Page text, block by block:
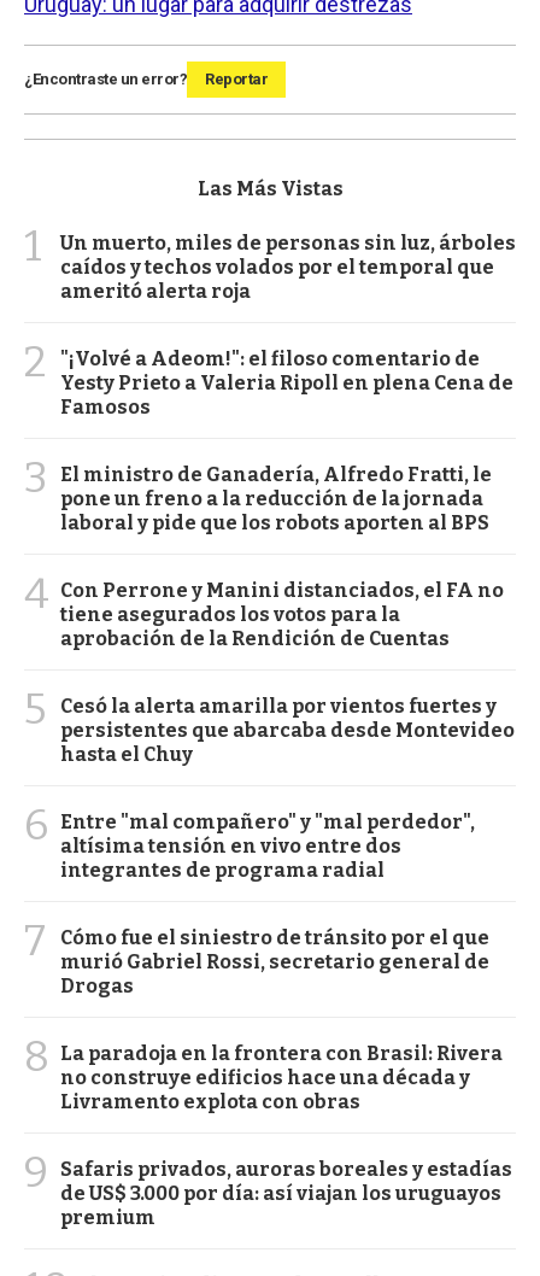
¿Encontraste un error? Reportar
Las Más Vistas
1
Un muerto, miles de personas sin luz, árboles
caídos y techos volados por el temporal que
ameritó alerta roja
2
"¡Volvé a Adeom!": el filoso comentario de
Yesty Prieto a Valeria Ripoll en plena Cena de
Famosos
3
El ministro de Ganadería, Alfredo Fratti, le
pone un freno a la reducción de la jornada
laboral y pide que los robots aporten al BPS
4 Con Perrone y Manini distanciados, el FA no
tiene asegurados los votos para la
aprobación de la Rendición de Cuentas
5
Cesó la alerta amarilla por vientos fuertes y
persistentes que abarcaba desde Montevideo
hasta el Chuy
6
Entre "mal compañero" y "mal perdedor",
altísima tensión en vivo entre dos
integrantes de programa radial
7
Cómo fue el siniestro de tránsito por el que
murió Gabriel Rossi, secretario general de
Drogas
8
La paradoja en la frontera con Brasil: Rivera
no construye edificios hace una década y
Livramento explota con obras
9
Safaris privados, auroras boreales y estadías
de US$ 3.000 por día: así viajan los uruguayos
premium